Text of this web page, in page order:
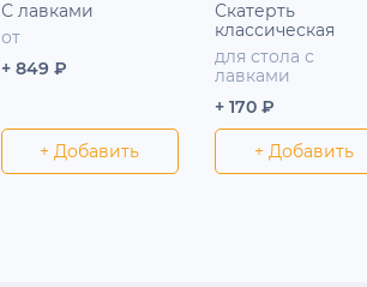
С лавками
от
+ 849 ₽
+ Добавить
Скатерть
классическая
для стола с
лавками
+ 170 ₽
+ Добавить